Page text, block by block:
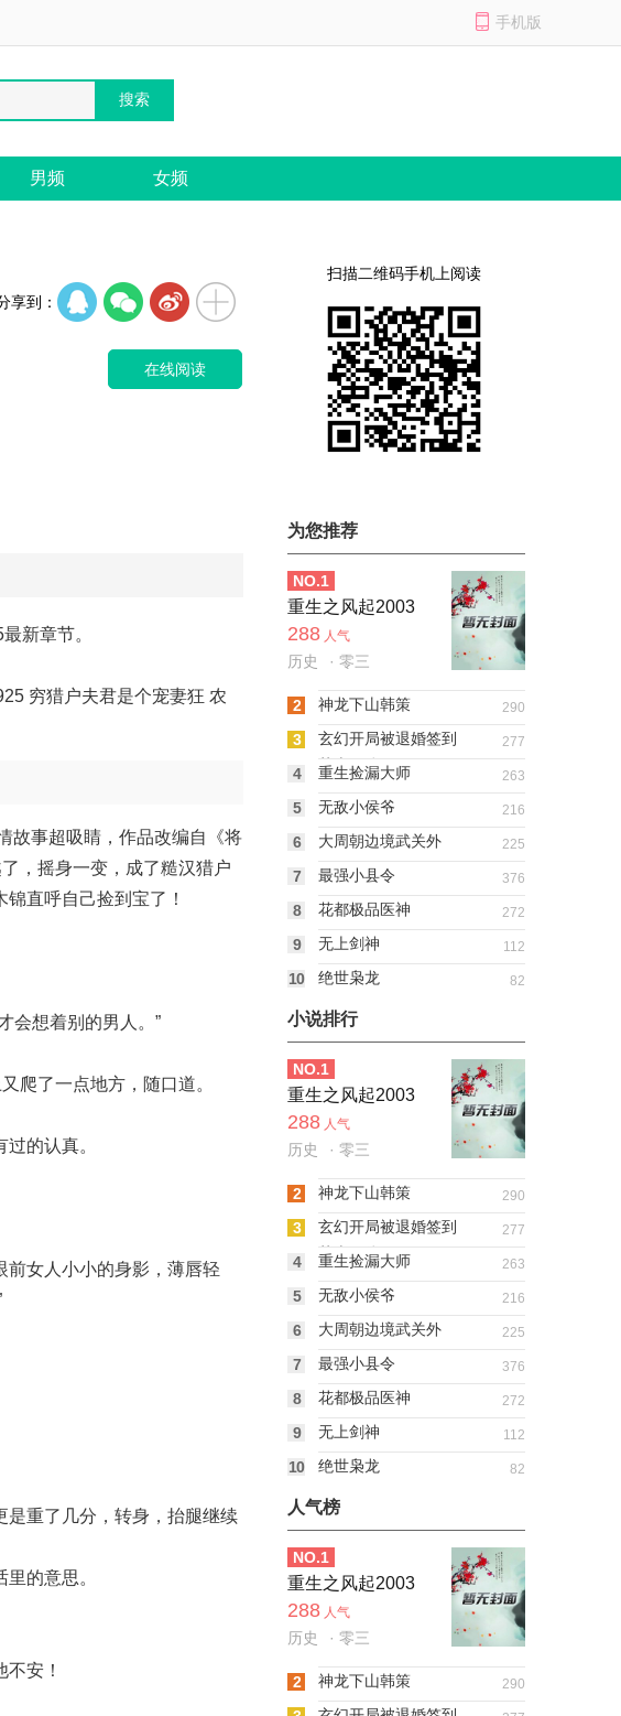
手机版
男频 女频
在线阅读
享到：
扫描二维码手机上阅读
新章节。
穷猎户夫君是个宠妻狂 农
故事超吸睛，作品改编自《将
，摇身一变，成了糙汉猎户
直呼自己捡到宝了！
会想着别的男人。”
爬了一点地方，随口道。
的认真。
前女人小小的身影，薄唇轻
是重了几分，转身，抬腿继续
的意思。
安！
为您推荐
NO.1
重生之风起2003
288 人气
历史 · 零三
2 神龙下山韩策 290
3
玄幻开局被退婚签到
荒古圣体
277
4 重生捡漏大师 263
5 无敌小侯爷 216
6 大周朝边境武关外 225
7 最强小县令 376
8 花都极品医神 272
9 无上剑神 112
10 绝世枭龙 82
小说排行
NO.1
重生之风起2003
288 人气
历史 · 零三
2 神龙下山韩策 290
3
玄幻开局被退婚签到
荒古圣体
277
4 重生捡漏大师 263
5 无敌小侯爷 216
6 大周朝边境武关外 225
7 最强小县令 376
8 花都极品医神 272
9 无上剑神 112
10 绝世枭龙 82
人气榜
NO.1
重生之风起2003
288 人气
历史 · 零三
2 神龙下山韩策 290